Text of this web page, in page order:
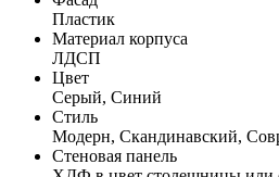
Пластик
Материал корпуса
ЛДСП
Цвет
Серый, Синий
Стиль
Модерн, Скандинавский,
Стеновая панель